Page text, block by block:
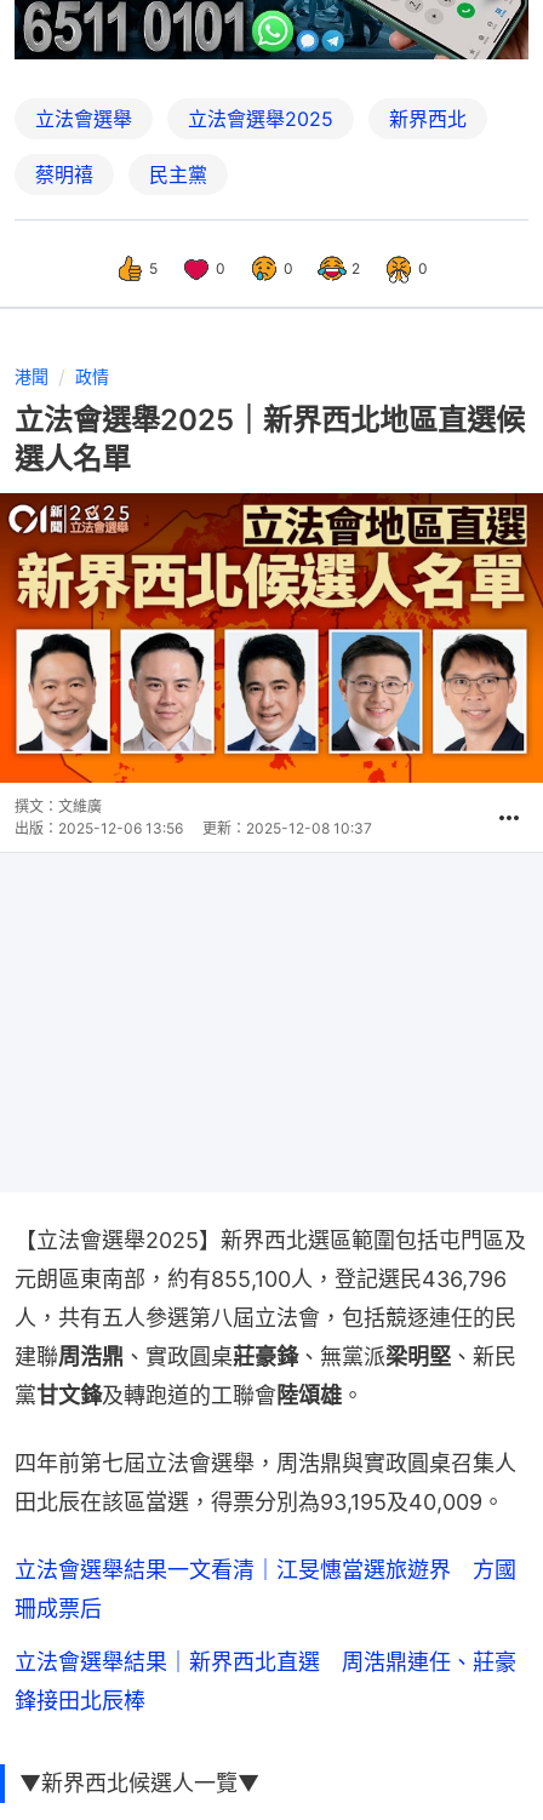
立法會選舉 立法會選舉2025 新界西北
蔡明禧 民主黨
5 0 0 2 0
港聞 政情
立法會選舉2025｜新界西北地區直選候
選人名單
撰文： 文維廣
出版： 2025-12-06 13:56 更新： 2025-12-08 10:37
【立法會選舉2025】新界西北選區範圍包括屯門區及
元朗區東南部，約有855,100人，登記選民436,796
人，共有五人參選第八屆立法會，包括競逐連任的民
建聯周浩鼎 、實政圓桌莊豪鋒、無黨派梁明堅 、新民
黨甘文鋒及轉跑道的工聯會陸頌雄 。
四年前第七屆立法會選舉，周浩鼎與實政圓桌召集人
田北辰在該區當選，得票分別為93,195及40,009。
立法會選舉結果一文看清｜江旻憓當選旅遊界 方國
珊成票后
立法會選舉結果｜新界西北直選 周浩鼎連任、莊豪
鋒接田北辰棒
▼新界西北候選人一覽▼